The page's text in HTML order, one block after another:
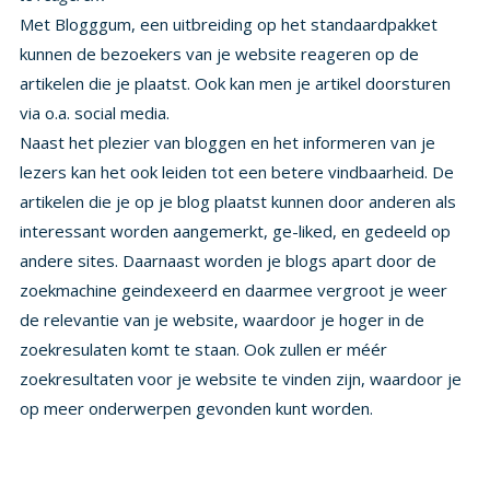
Met Blogggum, een uitbreiding op het standaardpakket
kunnen de bezoekers van je website reageren op de
artikelen die je plaatst. Ook kan men je artikel doorsturen
via o.a. social media.
Naast het plezier van bloggen en het informeren van je
lezers kan het ook leiden tot een betere vindbaarheid. De
artikelen die je op je blog plaatst kunnen door anderen als
interessant worden aangemerkt, ge-liked, en gedeeld op
andere sites. Daarnaast worden je blogs apart door de
zoekmachine geindexeerd en daarmee vergroot je weer
de relevantie van je website, waardoor je hoger in de
zoekresulaten komt te staan. Ook zullen er méér
zoekresultaten voor je website te vinden zijn, waardoor je
op meer onderwerpen gevonden kunt worden.